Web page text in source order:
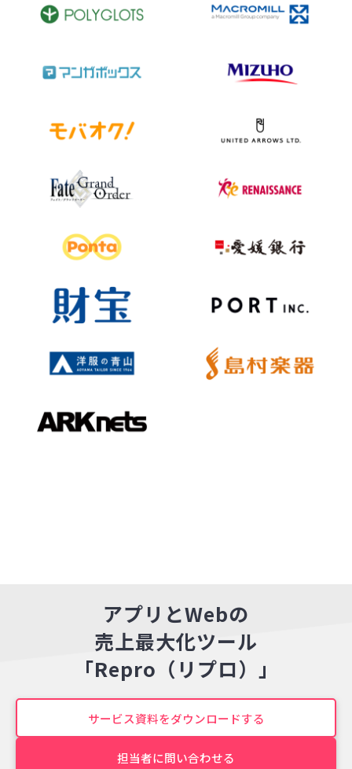
アプリとWebの
売上最大化ツール
「Repro（リプロ）」
サービス資料をダウンロードする
担当者に問い合わせる